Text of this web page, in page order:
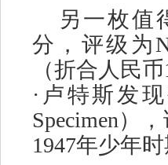
另一枚值
分，评级为
（折合人民
·卢特斯发现
Specimen）
1947年少年